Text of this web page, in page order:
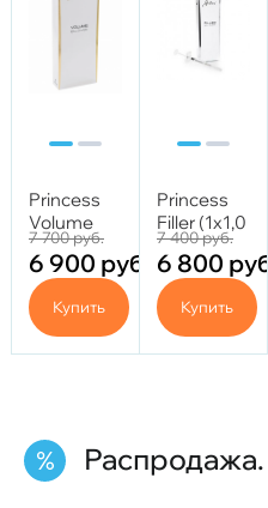
Princess
Volume
(1x1,0 ml)
7 700руб.
6 900 руб.
Купить
Princess
Filler (1x1,0
ml)
7 400руб.
6 800 руб.
Купить
Распродажа.